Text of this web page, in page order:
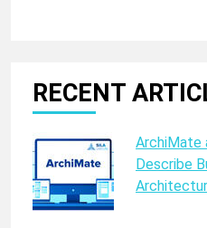
RECENT
ArchiMate
Describe